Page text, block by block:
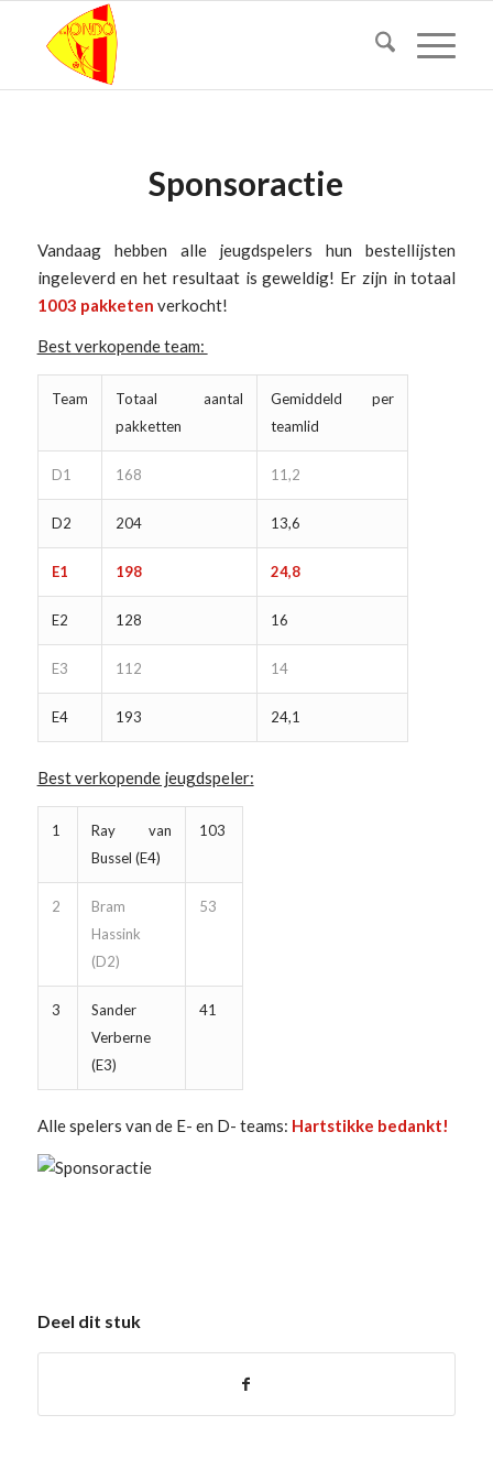
Sponsoractie
Vandaag hebben alle jeugdspelers hun bestellijsten
ingeleverd en het resultaat is geweldig! Er zijn in totaal
1003 pakketen verkocht!
Best verkopende team:
Team
Totaal aantal
pakketten
Gemiddeld per
teamlid
D1 168 11,2
D2 204 13,6
E1 198 24,8
E2 128 16
E3 112 14
E4 193 24,1
Best verkopende jeugdspeler:
1
Ray van
Bussel (E4)
103
2
Bram
Hassink
(D2)
53
3
Sander
Verberne
(E3)
41
Alle spelers van de E- en D- teams: Hartstikke bedankt!
Deel dit stuk